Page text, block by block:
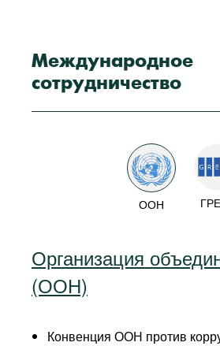
Международное
сотрудничество
ООН
Организация
(ООН)
Конвенция ООН против